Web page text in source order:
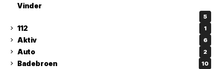
Vinder
5
112 1
Aktiv 6
Auto 2
Badebroen 10